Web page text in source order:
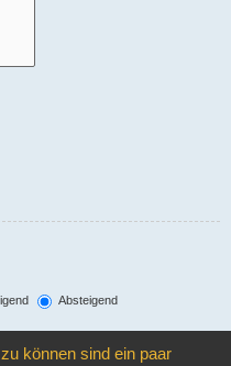
Absteigend
können sind ein paar